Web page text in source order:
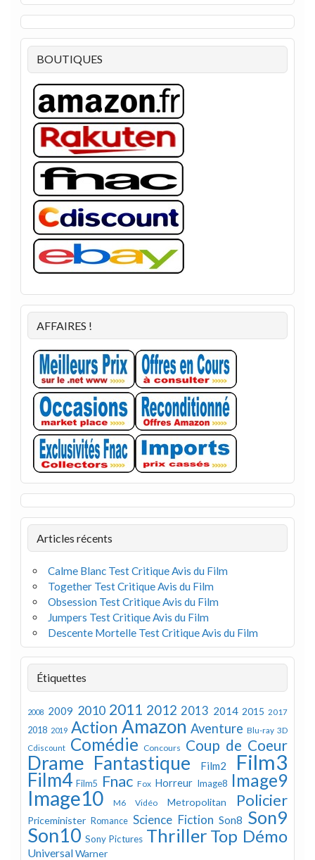
BOUTIQUES
AFFAIRES !
Articles récents
Calme Blanc Test Critique Avis du Film
Together Test Critique Avis du Film
Obsession Test Critique Avis du Film
Jumpers Test Critique Avis du Film
Descente Mortelle Test Critique Avis du Film
Étiquettes
2008 2009 2010 2011 2012 2013 2014 2015 2017
2018 2019 Action Amazon Aventure Blu-ray 3D
Cdiscount Comédie Concours Coup de Coeur
Drame Fantastique Film2 Film3
Film4 Film5 Fnac Fox Horreur Image8 Image9
Image10 M6 Vidéo Metropolitan Policier
Priceminister Romance Science Fiction Son8 Son9
Son10 Sony Pictures Thriller Top Démo
UniversalWarner